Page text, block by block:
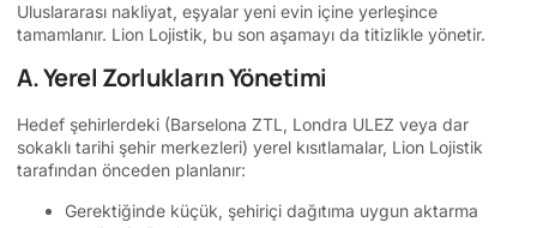
Uluslararası nakliyat, eşyalar yeni evin içine yerleşince
tamamlanır. Lion Lojistik, bu son aşamayı da titizlikle yönetir.
A. Yerel Zorlukların Yönetimi
Hedef şehirlerdeki (Barselona ZTL, Londra ULEZ veya dar
sokaklı tarihi şehir merkezleri) yerel kısıtlamalar, Lion Lojistik
tarafından önceden planlanır:
Gerektiğinde küçük, şehiriçi dağıtıma uygun aktarma